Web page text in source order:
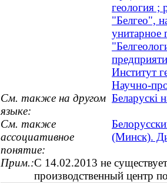
геология ;
"Белгео",
унитарное
Институт
Научно-
См. также на другом
языке:
Беларускі
См. также
ассоциативное
понятие:
(Минск).
Прим.:С 14.02.2013 не
производственный центр